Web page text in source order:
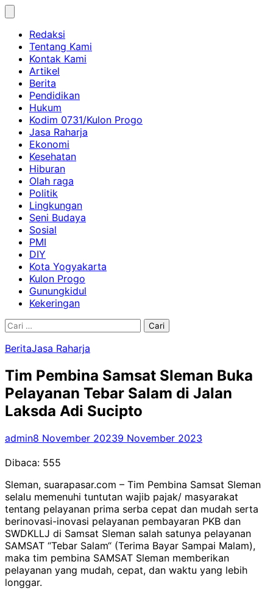
Skip
contentRedaksi
Tentang Kami
Kontak Kami
Artikel
Berita
Pendidikan
Hukum
Kodim 0731/Kulon Progo
Jasa Raharja
Ekonomi
Kesehatan
Hiburan
Olah raga
Politik
Lingkungan
Seni Budaya
Sosial
PMI
DIY
Kota Yogyakarta
Kulon Progo
Gunungkidul
Kekeringan
Cari
BeritaJasa Raharja
Tim Pembina Samsat Sleman Buka
Pelayanan Tebar Salam di Jalan
Laksda Adi Sucipto
admin8 November 20239 November 2023
Dibaca: 555
Sleman, suarapasar.com – Tim Pembina Samsat Sleman
selalu memenuhi tuntutan wajib pajak/ masyarakat
tentang pelayanan prima serba cepat dan mudah serta
berinovasi-inovasi pelayanan pembayaran PKB dan
SWDKLLJ di Samsat Sleman salah satunya pelayanan
SAMSAT “Tebar Salam“ (Terima Bayar Sampai Malam),
maka tim pembina SAMSAT Sleman memberikan
pelayanan yang mudah, cepat, dan waktu yang lebih
longgar.